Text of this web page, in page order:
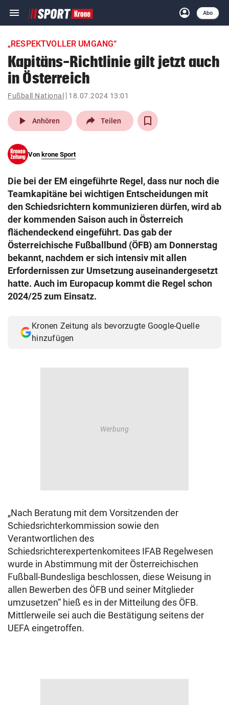
menu Navigation
ein-/ausklappen
account_circle
Anmelden
Abo
close Schließen
account_circle Anmelden
pin_drop
Wien arrow_right
search
eingeben
© Krone Multimedia GmbH & Co KG 2026
Muthgasse 2, 1190 Wien
„RESPEKTVOLLER UMGANG“
Kapitäns-Richtlinie gilt jetzt auch
in Österreich
Fußball National 18.07.2024 13:01
play_arrow Anhören Teilen
Von krone Sport
Die bei der EM eingeführte Regel, dass nur noch die
Teamkapitäne bei wichtigen Entscheidungen mit
den Schiedsrichtern kommunizieren dürfen, wird ab
der kommenden Saison auch in Österreich
flächendeckend eingeführt. Das gab der
Österreichische Fußballbund (ÖFB) am Donnerstag
bekannt, nachdem er sich intensiv mit allen
Erfordernissen zur Umsetzung auseinandergesetzt
hatte. Auch im Europacup kommt die Regel schon
2024/25 zum Einsatz.
Kronen Zeitung als bevorzugte Google-Quelle
hinzufügen
„Nach Beratung mit dem Vorsitzenden der
Schiedsrichterkommission sowie den
Verantwortlichen des
Schiedsrichterexpertenkomitees IFAB Regelwesen
wurde in Abstimmung mit der Österreichischen
Fußball-Bundesliga beschlossen, diese Weisung in
allen Bewerben des ÖFB und seiner Mitglieder
umzusetzen“ hieß es in der Mitteilung des ÖFB.
Mittlerweile sei auch die Bestätigung seitens der
UEFA eingetroffen.